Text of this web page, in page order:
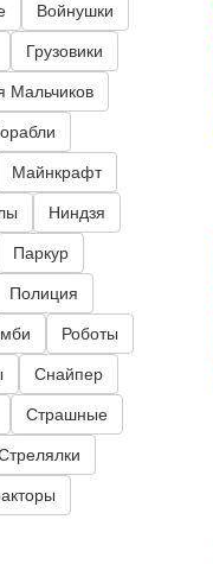
Войнушки
Грузовики
Мальчиков
Майнкрафт
Ниндзя
Паркур
Полиция
Роботы
Снайпер
Страшные